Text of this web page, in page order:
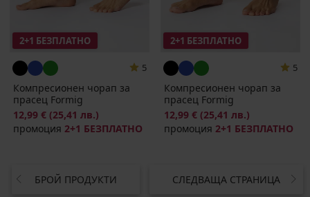
2+1 БЕЗПЛАТНО
5
Компресионен чорап за
прасец Formig
12,99 € (25,41 лв.)
промоция 2+1 БЕЗПЛАТНО
2+1 БЕЗПЛАТНО
5
Компресионен чорап за
прасец Formig
12,99 € (25,41 лв.)
промоция 2+1 БЕЗПЛАТНО
БРОЙ ПРОДУКТИ СЛЕДВАЩА СТРАНИЦА